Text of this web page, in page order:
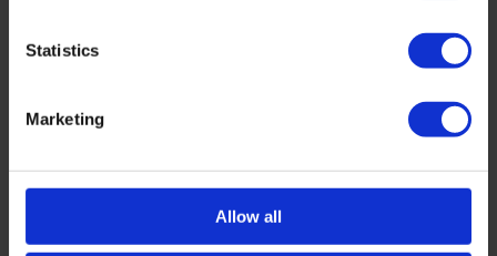
Statistics
Marketing
Allow all
verontreinigingen zich ophopen wat kan leiden tot:
Onfrisse geuren die de ruimte onaangenaam maken
Allergenen zoals stof en huisstofmijt die
Door een kwalitatieve tapijtreiniger te gebruiken blijft uw tapijt